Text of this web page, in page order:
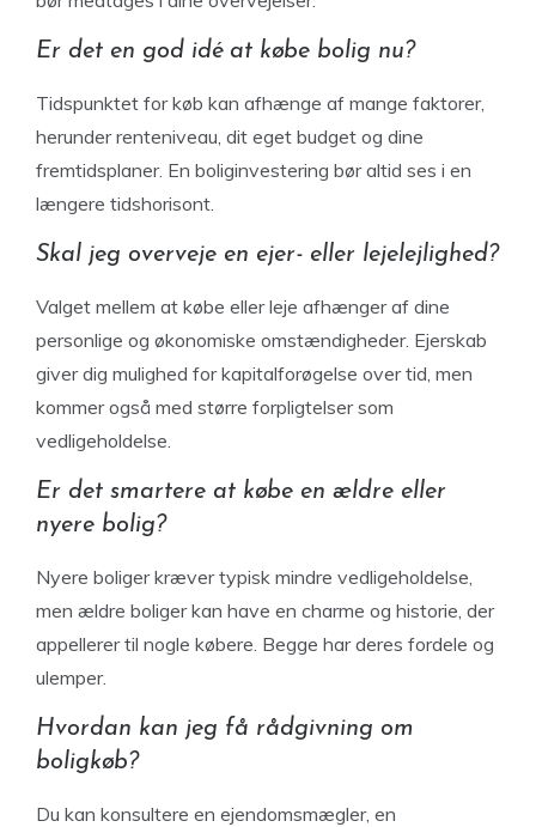
Er det en god idé at købe bolig nu?
Tidspunktet for køb kan afhænge af mange faktorer,
herunder renteniveau, dit eget budget og dine
fremtidsplaner. En boliginvestering bør altid ses i en
længere tidshorisont.
Skal jeg overveje en ejer- eller lejelejlighed?
Valget mellem at købe eller leje afhænger af dine
personlige og økonomiske omstændigheder. Ejerskab
giver dig mulighed for kapitalforøgelse over tid, men
kommer også med større forpligtelser som
vedligeholdelse.
Er det smartere at købe en ældre eller
nyere bolig?
Nyere boliger kræver typisk mindre vedligeholdelse,
men ældre boliger kan have en charme og historie, der
appellerer til nogle købere. Begge har deres fordele og
ulemper.
Hvordan kan jeg få rådgivning om
boligkøb?
Du kan konsultere en ejendomsmægler, en